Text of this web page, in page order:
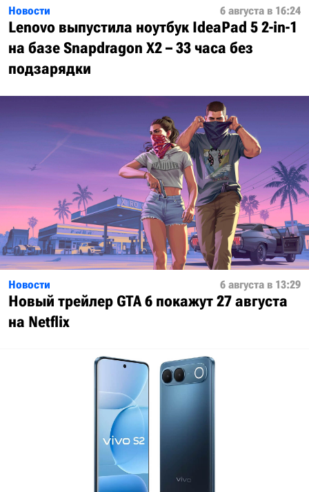
Новости 6 августа в 16:24
Lenovo выпустила ноутбук IdeaPad 5 2-in-1
на базе Snapdragon X2 – 33 часа без
подзарядки
Новости 6 августа в 13:29
Новый трейлер GTA 6 покажут 27 августа
на Netflix